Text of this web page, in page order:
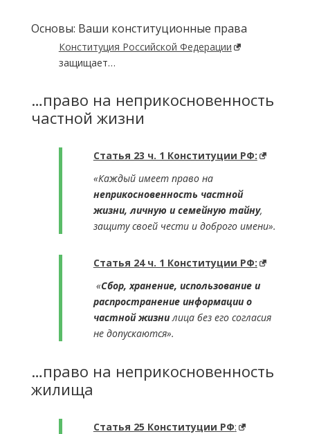
Основы: Ваши конституционные права
Конституция Российской Федерации
защищает…
…право на неприкосновенность
частной жизни
Статья 23 ч. 1 Конституции РФ:
«Каждый имеет право на
неприкосновенность частной
жизни, личную и семейную тайну,
защиту своей чести и доброго имени».
Статья 24 ч. 1 Конституции РФ:
«Сбор, хранение, использование и
распространение информации о
частной жизнилица без его согласия
не допускаются».
…право на неприкосновенность
жилища
Статья 25 Конституции РФ: